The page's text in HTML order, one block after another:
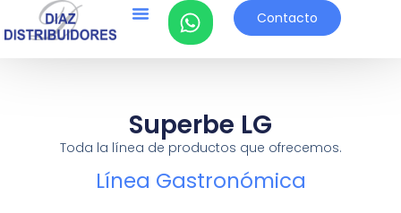
Contacto
Superbe LG
Toda la línea de productos que ofrecemos.
Línea Gastronómica